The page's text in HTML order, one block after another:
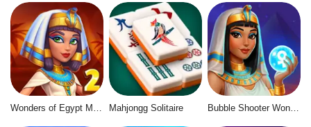
Mahjongg Solitaire Bubble Shooter Wonders of Egypt